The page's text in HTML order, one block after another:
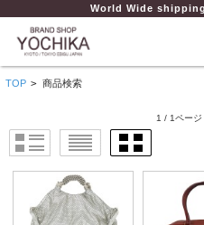
World Wide shipping
TOP > 商品検索
1 / 1ページ